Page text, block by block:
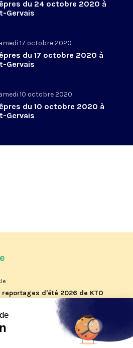
du 24 octobre 2020 à
Gervais
17 octobre 2020
du 17 octobre 2020 à
Gervais
10 octobre 2020
du 10 octobre 2020 à
Gervais
reportages d'été 2026 de KTO
visite pastorale du pape Léon
à Assise à suivre sur KTO le